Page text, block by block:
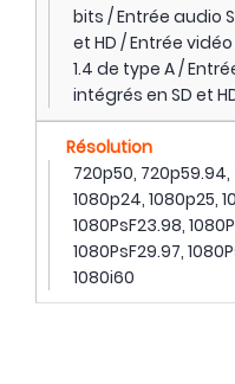
bits / Entrée audio
et HD / Entrée vidéo
1.4 de type A /
intégrés en SD et
Résolution
720p50,
1080p24, 1080p25,
1080PsF23.98,
1080PsF29.97,
1080i60